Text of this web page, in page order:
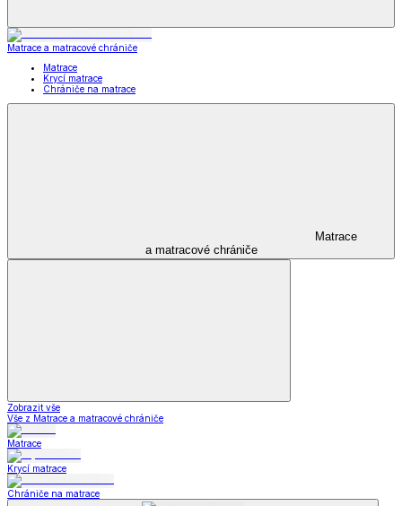
Matrace a matracové chrániče
Matrace
Krycí matrace
Chrániče na matrace
Matrace
a matracové chrániče
Zobrazit vše
Vše z Matrace a matracové chrániče
Matrace
Krycí matrace
Chrániče na matrace